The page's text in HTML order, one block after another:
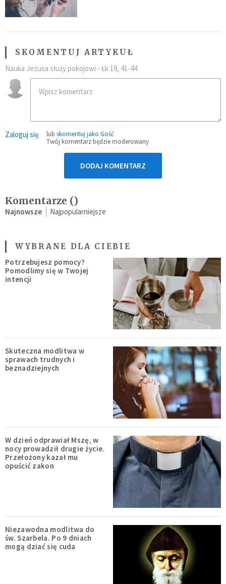
SKOMENTUJ ARTYKUŁ
Nauka Jezusa służy pokojowi - Łk 19, 41-44
Zaloguj się lub skomentuj jako Gość
Twój komentarz będzie moderowany
DODAJ KOMENTARZ
Komentarze ()
Najnowsze Najpopularniejsze
WYBRANE DLA CIEBIE
Potrzebujesz pomocy?
Pomodlimy się w Twojej
intencji
Skuteczna modlitwa w
sprawach trudnych i
beznadziejnych
W dzień odprawiał Mszę, w
nocy prowadził drugie życie.
Przełożony kazał mu
opuścić zakon
Niezawodna modlitwa do
św. Szarbela. Po 9 dniach
mogą dziać się cuda